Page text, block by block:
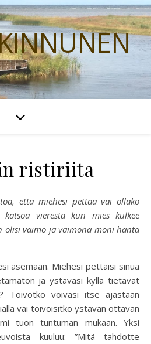
ristiriita
vierestä kun mies kulkee
olisi vaimo ja vaimona moni häntä
asemaan. Miehesi pettäisi sinua
ja ystäväsi kyllä tietävät
Toivotko voivasi itse ajastaan
vai toivoisitko ystävän ottavan
tuon tuntuman mukaan. Yksi
kuuluu: ”Mitä tahdotte